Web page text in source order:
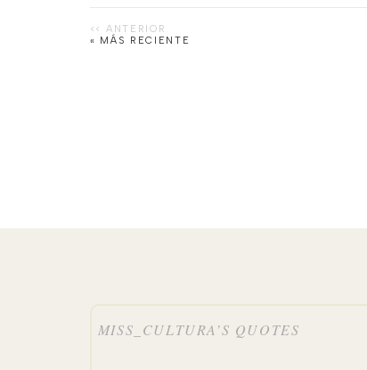
« MÁS RECIENTE
MISS_CULTURA’S QUOTES